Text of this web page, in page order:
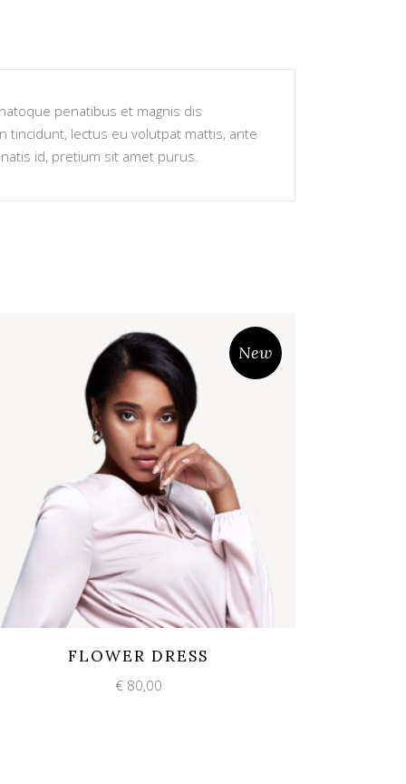
penatibus et magnis dis
tincidunt, lectus eu volutpat mattis, ante
id, pretium sit amet purus.
New
FLOWER DRESS
€80,00